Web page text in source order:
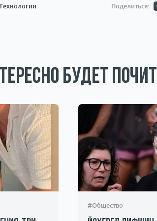
Поделиться:
будет
#Общество